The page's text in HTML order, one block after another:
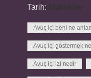
Tarih:
Avuç içi beni ne
Avuç içi göstermek
Avuç içi izi nedir